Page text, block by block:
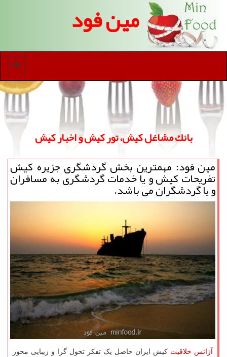
مین فود
منو
بانك مشاغل كیش، تور كیش و اخبار كیش
مین فود: مهمترین بخش گردشگری جزیره كیش
تفریحات كیش و یا خدمات گردشگری به مسافران
و یا گردشگران می باشد.
آژانس خلاقیت کیش ایران حاصل یک تفکر تحول گرا و زیبایی محور